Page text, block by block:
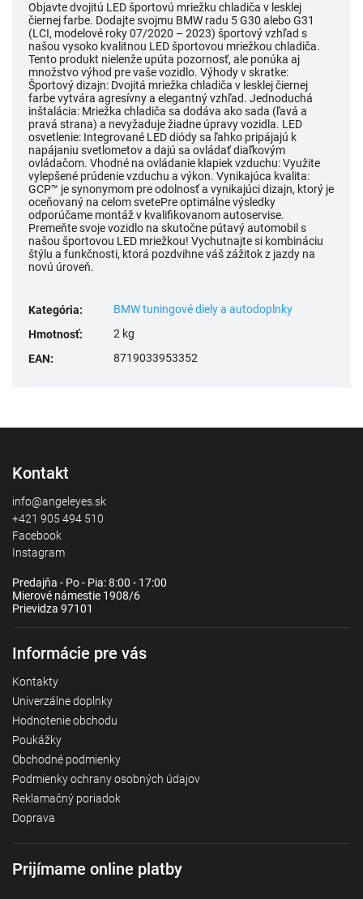
Objavte dvojitú LED športovú mriežku chladiča v lesklej
čiernej farbe. Dodajte svojmu BMW radu 5 G30 alebo G31
(LCI, modelové roky 07/2020 – 2023) športový vzhľad s
našou vysoko kvalitnou LED športovou mriežkou chladiča.
Tento produkt nielenže upúta pozornosť, ale ponúka aj
množstvo výhod pre vaše vozidlo. Výhody v skratke:
Športový dizajn: Dvojitá mriežka chladiča v lesklej čiernej
farbe vytvára agresívny a elegantný vzhľad. Jednoduchá
inštalácia: Mriežka chladiča sa dodáva ako sada (ľavá a
pravá strana) a nevyžaduje žiadne úpravy vozidla. LED
osvetlenie: Integrované LED diódy sa ľahko pripájajú k
napájaniu svetlometov a dajú sa ovládať diaľkovým
ovládačom. Vhodné na ovládanie klapiek vzduchu: Využite
vylepšené prúdenie vzduchu a výkon. Vynikajúca kvalita:
GCP™ je synonymom pre odolnosť a vynikajúci dizajn, ktorý je
oceňovaný na celom svetePre optimálne výsledky
odporúčame montáž v kvalifikovanom autoservise.
Premeňte svoje vozidlo na skutočne pútavý automobil s
našou športovou LED mriežkou! Vychutnajte si kombináciu
štýlu a funkčnosti, ktorá pozdvihne váš zážitok z jazdy na
novú úroveň.
Kategória:
BMW tuningové diely a autodoplnky
Hmotnosť:
2 kg
EAN: 8719033953352
Kontakt
info@angeleyes.sk
+421 905 494 510
Facebook
Instagram
Predajňa - Po - Pia: 8:00 - 17:00
Mierové námestie 1908/6
Prievidza 97101
Informácie pre vás
Kontakty
Univerzálne doplnky
Hodnotenie obchodu
Poukážky
Obchodné podmienky
Podmienky ochrany osobných údajov
Reklamačný poriadok
Doprava
Prijímame online platby